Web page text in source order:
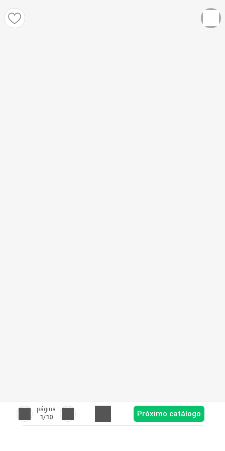
página
1/10 Próximo catálogo